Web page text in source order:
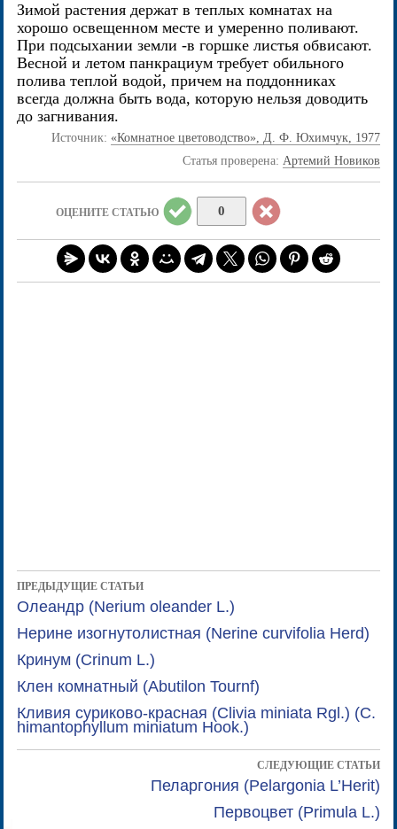
Зимой растения держат в теплых комнатах на
хорошо освещенном месте и умеренно поливают.
При подсыхании земли -в горшке листья обвисают.
Весной и летом панкрациум требует обильного
полива теплой водой, причем на поддонниках
всегда должна быть вода, которую нельзя доводить
до загнивания.
Источник: «Комнатное цветоводство», Д. Ф. Юхимчук, 1977
Статья проверена: Артемий Новиков
ОЦЕНИТЕ СТАТЬЮ 0
ПРЕДЫДУЩИЕ СТАТЬИ
Олеандр (Nerium oleander L.)
Нерине изогнутолистная (Nerine curvifolia Herd)
Кринум (Crinum L.)
Клен комнатный (Abutilon Tournf)
Кливия суриково-красная (Clivia miniata Rgl.) (C.
himantophyllum miniatum Hook.)
СЛЕДУЮЩИЕ СТАТЬИ
Пеларгония (Pelargonia L’Herit)
Первоцвет (Primula L.)